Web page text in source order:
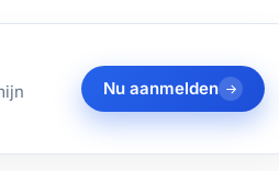
Nu aanmelden